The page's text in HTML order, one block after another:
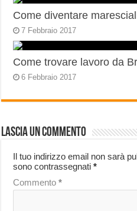
Come diventare
7 Febbraio 2017
Come trovare lavoro da
6 Febbraio 2017
Lascia un commento
Il tuo indirizzo email non sarà
sono contrassegnati*
Commento*